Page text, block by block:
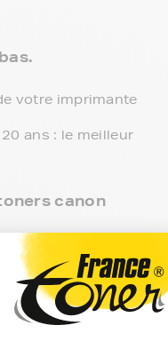
votre imprimante
ans : le meilleur
canon
sont garantis 2
entre
en pack ou à